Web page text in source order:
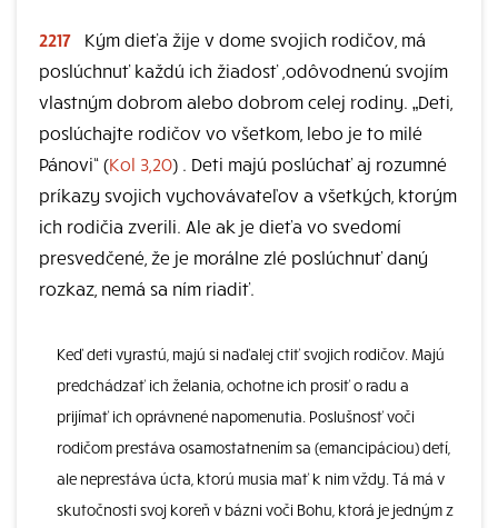
2217
Kým dieťa žije v dome svojich rodičov, má
poslúchnuť každú ich žiadosť ,odôvodnenú svojím
vlastným dobrom alebo dobrom celej rodiny. „Deti,
poslúchajte rodičov vo všetkom, lebo je to milé
Pánovi“ (Kol 3,20) . Deti majú poslúchať aj rozumné
príkazy svojich vychovávateľov a všetkých, ktorým
ich rodičia zverili. Ale ak je dieťa vo svedomí
presvedčené, že je morálne zlé poslúchnuť daný
rozkaz, nemá sa ním riadiť.
Keď deti vyrastú, majú si naďalej ctiť svojich rodičov. Majú
predchádzať ich želania, ochotne ich prosiť o radu a
prijímať ich oprávnené napomenutia. Poslušnosť voči
rodičom prestáva osamostatnením sa (emancipáciou) detí,
ale neprestáva úcta, ktorú musia mať k nim vždy. Tá má v
skutočnosti svoj koreň v bázni voči Bohu, ktorá je jedným z